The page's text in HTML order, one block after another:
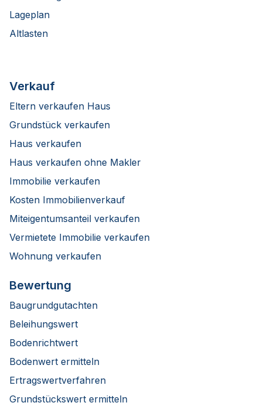
Lageplan
Altlasten
Verkauf
Eltern verkaufen Haus
Grundstück verkaufen
Haus verkaufen
Haus verkaufen ohne Makler
Immobilie verkaufen
Kosten Immobilienverkauf
Miteigentumsanteil verkaufen
Vermietete Immobilie verkaufen
Wohnung verkaufen
Bewertung
Baugrundgutachten
Beleihungswert
Bodenrichtwert
Bodenwert ermitteln
Ertragswertverfahren
Grundstückswert ermitteln